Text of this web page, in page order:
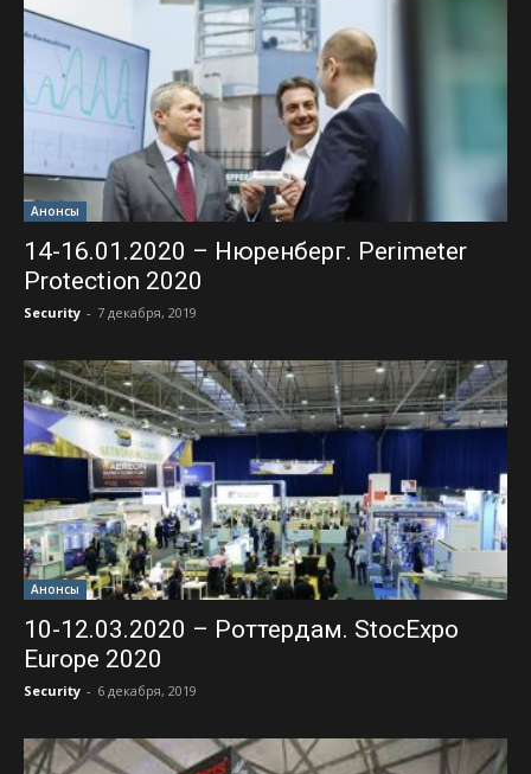
Анонсы
14-16.01.2020 – Нюренберг. Perimeter
Protection 2020
Security - 7 декабря, 2019
Анонсы
10-12.03.2020 – Роттердам. StocExpo
Europe 2020
Security - 6 декабря, 2019